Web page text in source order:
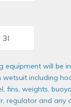
equipment will be
wetsuit including
fins, weights,
regulator and any